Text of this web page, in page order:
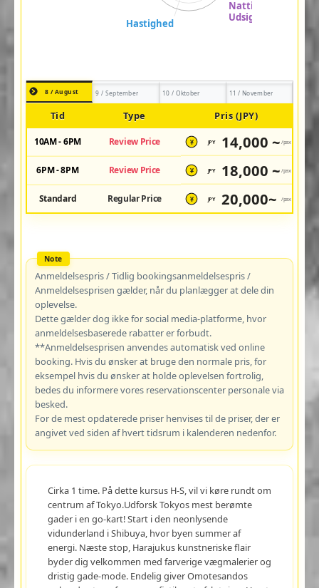
8 / August 9 / September 10 / Oktober 11 / November
Tid Type Pris (JPY)
10AM - 6PM Review Price ¥ JPY 14,000 ~ /pax
6PM - 8PM Review Price ¥ JPY 18,000 ~ /pax
Standard Regular Price ¥ JPY 20,000~ /pax
Anmeldelsespris / Tidlig bookingsanmeldelsespris /
Anmeldelsesprisen gælder, når du planlægger at dele din
oplevelse.
Dette gælder dog ikke for social media-platforme, hvor
anmeldelsesbaserede rabatter er forbudt.
**Anmeldelsesprisen anvendes automatisk ved online
booking. Hvis du ønsker at bruge den normale pris, for
eksempel hvis du ønsker at holde oplevelsen fortrolig,
bedes du informere vores reservationscenter personale via
besked.
For de mest opdaterede priser henvises til de priser, der er
angivet ved siden af hvert tidsrum i kalenderen nedenfor.
Cirka 1 time. På dette kursus H-S, vil vi køre rundt om
centrum af Tokyo.Udforsk Tokyos mest berømte
gader i en go-kart! Start i den neonlysende
vidunderland i Shibuya, hvor byen summer af
energi. Næste stop, Harajukus kunstneriske flair
byder dig velkommen med farverige vægmalerier og
dristig gade-mode. Endelig giver Omotesandos